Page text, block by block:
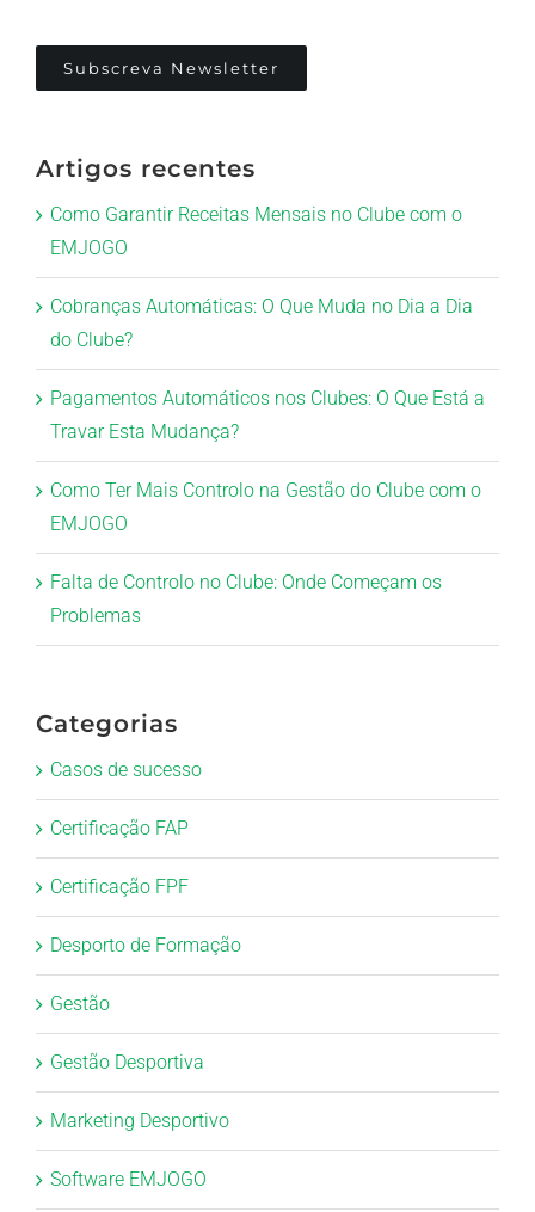
Subscreva Newsletter
Artigos recentes
Como Garantir Receitas Mensais no Clube com o
EMJOGO
Cobranças Automáticas: O Que Muda no Dia a Dia
do Clube?
Pagamentos Automáticos nos Clubes: O Que Está a
Travar Esta Mudança?
Como Ter Mais Controlo na Gestão do Clube com o
EMJOGO
Falta de Controlo no Clube: Onde Começam os
Problemas
Categorias
Casos de sucesso
Certificação FAP
Certificação FPF
Desporto de Formação
Gestão
Gestão Desportiva
Marketing Desportivo
Software EMJOGO